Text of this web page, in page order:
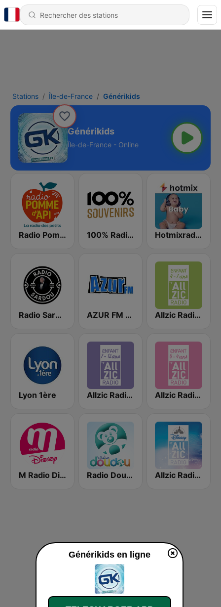
Stations Île-de-France Générikids
Générikids
Île-de-France - Online
Radio Pomme d'api 100% Radio Souvenirs Hotmixradio Baby
Radio Sardou AZUR FM 67 Allzic Radio ENFANTS 4/7 ANS
Lyon 1ère Allzic Radio ENFANTS 7/12 ANS Allzic Radio ENFANTS 0/4 ANS
M Radio Disney Radio Doudou Allzic Radio DISNEY
Générikids en ligne